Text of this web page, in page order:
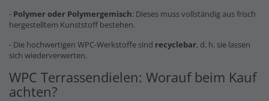
- Polymer oder Polymergemisch: Dieses muss vollständig aus frisch
hergestelltem Kunststoff bestehen.
- Die hochwertigen WPC-Werkstoffe sind recyclebar, d. h. sie lassen
sich wiederverwerten.
WPC Terrassendielen: Worauf beim Kauf
achten?